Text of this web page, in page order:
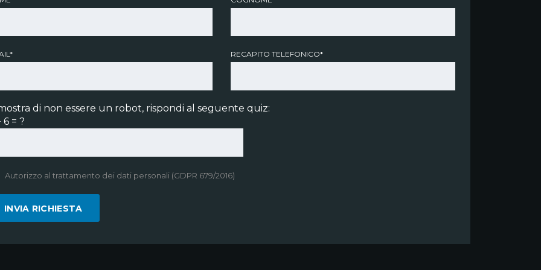
RECAPITO TELEFONICO*
di non essere un robot, rispondi al seguente quiz:
6 = ?
Autorizzo al trattamento dei dati personali (GDPR 679/2016)